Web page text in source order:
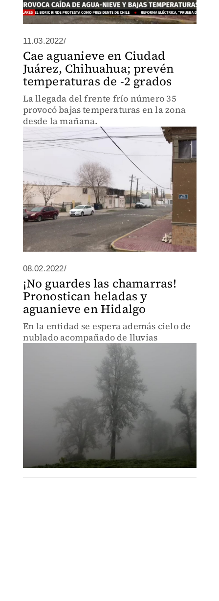
11.03.2022/
Cae aguanieve en Ciudad
Juárez, Chihuahua; prevén
temperaturas de -2 grados
La llegada del frente frío número 35
provocó bajas temperaturas en la zona
desde la mañana.
08.02.2022/
¡No guardes las chamarras!
Pronostican heladas y
aguanieve en Hidalgo
En la entidad se espera además cielo de
nublado acompañado de lluvias